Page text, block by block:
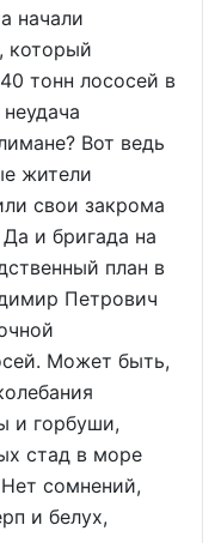
начали
который
тонн лососей в
Вот ведь
жители
свои закрома
и бригада на
план в
Петрович
Может быть,
и горбуши,
стад в море
сомнений,
и белух,